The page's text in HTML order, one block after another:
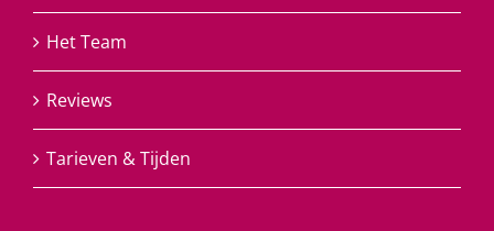
Het Team
Reviews
Tarieven & Tijden